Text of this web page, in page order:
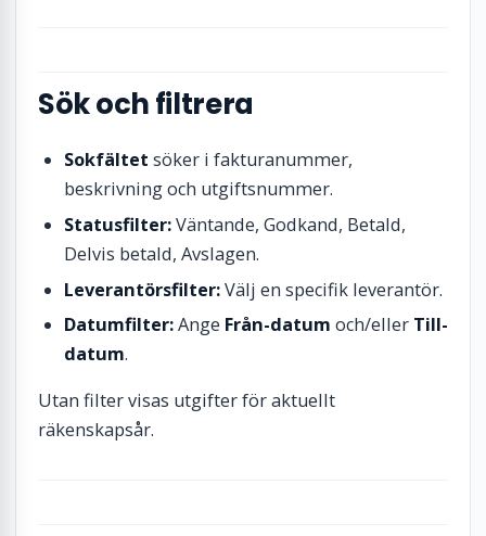
Sök och filtrera
Sokfältet söker i fakturanummer,
beskrivning och utgiftsnummer.
Statusfilter:Väntande, Godkand, Betald,
Delvis betald, Avslagen.
Leverantörsfilter:Välj en specifik leverantör.
Datumfilter:Ange Från-datum och/eller Till-
datum.
Utan filter visas utgifter för aktuellt
räkenskapsår.